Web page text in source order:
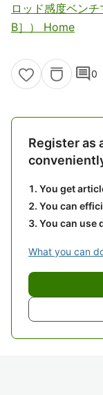
ロッド感度ベン
B］） Home
comment0
Register as
You get
You can
You can use
What you can